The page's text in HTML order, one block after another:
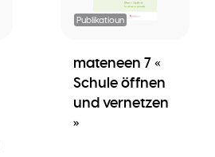
Publikatioun
mateneen 7 «
Schule öffnen
und vernetzen
»